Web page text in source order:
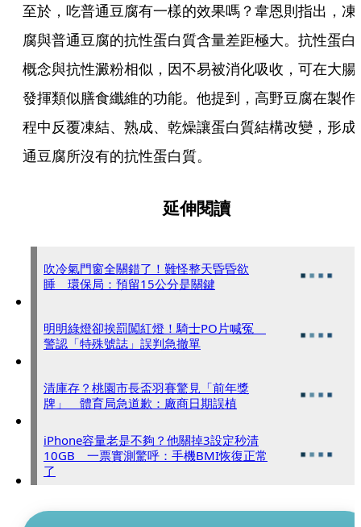
至於，吃普通豆腐有一樣的效果嗎？韋恩則指出，凍
腐與普通豆腐的抗性蛋白質含量差距極大。抗性蛋白
概念與抗性澱粉相似，因不易被消化吸收，可在大腸
發揮類似膳食纖維的功能。他提到，高野豆腐在製作
程中反覆凍結、熟成、乾燥讓蛋白質結構改變，形成
通豆腐所沒有的抗性蛋白質。
延伸閱讀
吹冷氣門窗全關錯了！難怪整天昏昏欲
睡 環保局：預留15公分是關鍵
明明綠燈卻挨罰闖紅燈！騎士PO片喊冤
警認「特殊號誌」誤判急撤單
清庫存？桃園市長盃羽賽驚見「前年獎
牌」 體育局急道歉：廠商日期誤植
iPhone容量老是不夠？他關掉3設定秒清
10GB 一票實測驚呼：手機BMI恢復正常
了